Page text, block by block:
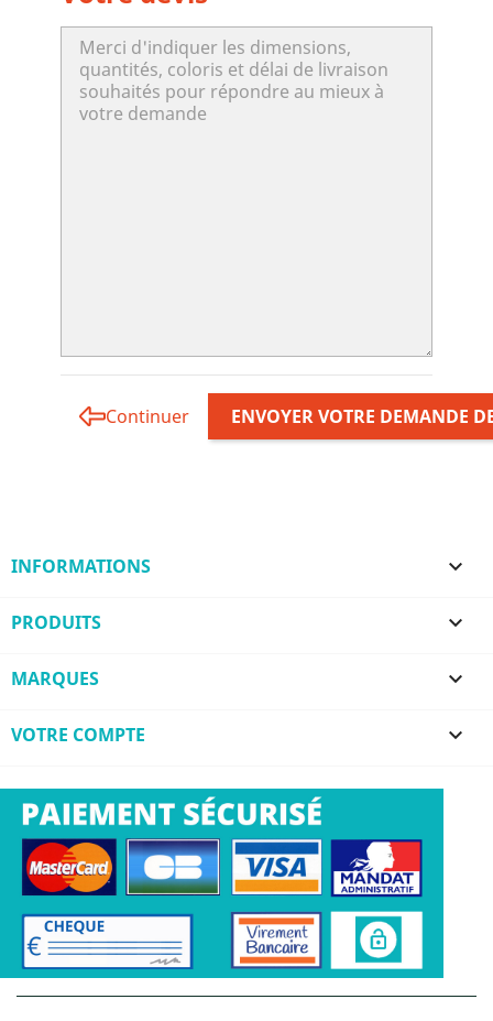
Continuer ENVOYER VOTRE DEMANDE
INFORMATIONS 
PRODUITS 
MARQUES 
VOTRE COMPTE 